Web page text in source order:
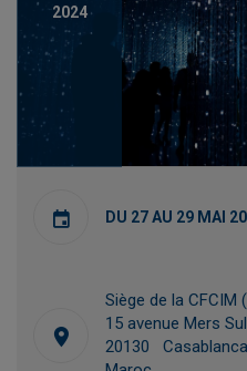
2024
DU 27 AU 29 MAI
Siège de la CFCIM
15 avenue Mers
20130 Casablanca